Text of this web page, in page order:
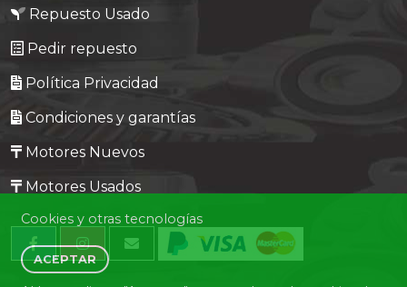
Repuesto Usado
Pedir repuesto
Política Privacidad
Condiciones y garantías
Motores Nuevos
Motores Usados
Cookies y otras tecnologías
ACEPTAR